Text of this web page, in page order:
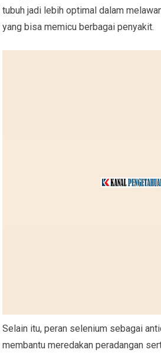
tubuh jadi lebih optimal dalam
yang bisa memicu berbagai penyakit.
Selain itu, peran selenium sebagai
membantu meredakan peradangan